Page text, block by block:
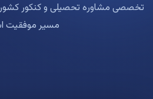
تخصصی مشاوره تحصیلی و کنکور
مسیر موفقیت